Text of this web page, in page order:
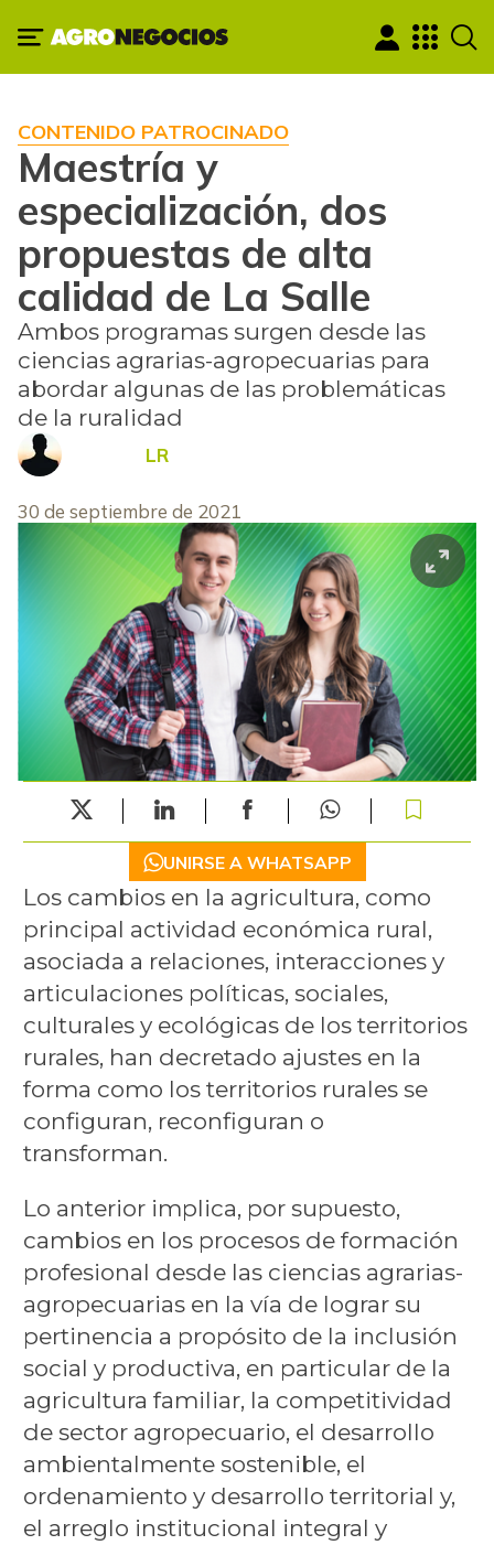
CONTENIDO PATROCINADO
Maestría y
especialización, dos
propuestas de alta
calidad de La Salle
Ambos programas surgen desde las
ciencias agrarias-agropecuarias para
abordar algunas de las problemáticas
de la ruralidad
LR
30 de septiembre de 2021
UNIRSE A WHATSAPP
Los cambios en la agricultura, como
principal actividad económica rural,
asociada a relaciones, interacciones y
articulaciones políticas, sociales,
culturales y ecológicas de los territorios
rurales, han decretado ajustes en la
forma como los territorios rurales se
configuran, reconfiguran o
transforman.
Lo anterior implica, por supuesto,
cambios en los procesos de formación
profesional desde las ciencias agrarias-
agropecuariasen la vía de lograr su
pertinencia a propósito de la inclusión
social y productiva, en particular de la
agricultura familiar, la competitividad
de sector agropecuario, el desarrollo
ambientalmente sostenible, el
ordenamiento y desarrollo territorial y,
el arreglo institucional integral y